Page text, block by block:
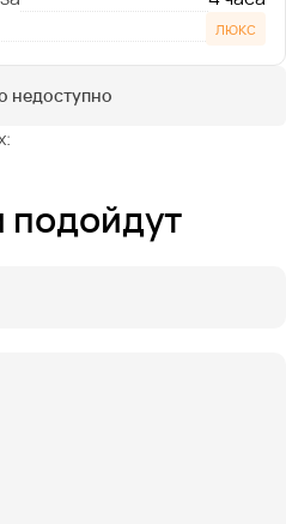
люкс
недоступно